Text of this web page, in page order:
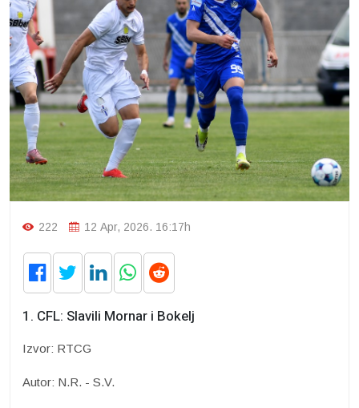
222 12 Apr, 2026. 16:17h
1. CFL: Slavili Mornar i Bokelj
Izvor: RTCG
Autor: N.R. - S.V.